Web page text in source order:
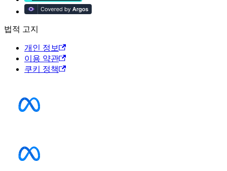
법적 고지
개인 정보
이용 약관
쿠키 정책